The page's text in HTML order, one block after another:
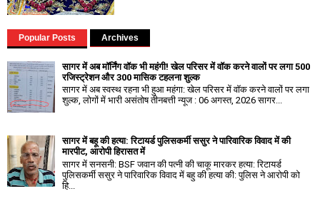
Popular Posts Archives
सागर में अब मॉर्निंग वॉक भी महंगी! खेल परिसर में वॉक करने वालों पर लगा ₹500
रजिस्ट्रेशन और ₹300 मासिक टहलना शुल्क
सागर में अब स्वस्थ रहना भी हुआ महंगा: खेल परिसर में वॉक करने वालों पर लगा
शुल्क, लोगों में भारी असंतोष तीनबत्ती न्यूज : 06 अगस्त, 2026 सागर...
सागर में बहू की हत्या: रिटायर्ड पुलिसकर्मी ससुर ने पारिवारिक विवाद में की
मारपीट, आरोपी हिरासत में
सागर में सनसनी: BSF जवान की पत्नी की चाकू मारकर हत्या: रिटायर्ड
पुलिसकर्मी ससुर ने पारिवारिक विवाद में बहु की हत्या की: पुलिस ने आरोपी को
हि...